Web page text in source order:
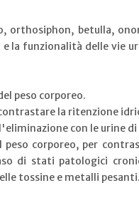
betulla,
la funzionalità delle vie
peso corporeo.
la ritenzione
con le urine
corporeo, per
di stati patologici
tossine e metalli pesanti.